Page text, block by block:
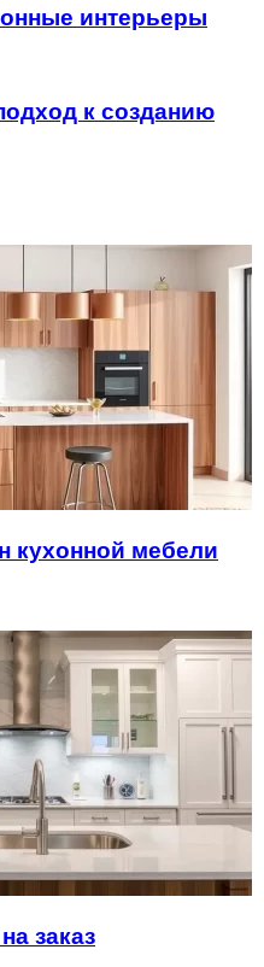
интерьеры
к созданию
кухонной мебели
заказ